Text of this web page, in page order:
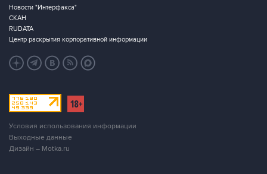
Новости "Интерфакса"
СКАН
RUDATA
Центр раскрытия корпоративной информации
Условия использования информации
Выходные данные
Дизайн – Motka.ru